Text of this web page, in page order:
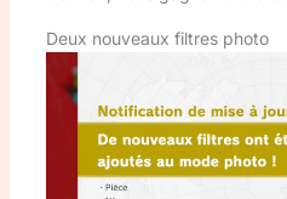
Deux nouveaux filtres photo